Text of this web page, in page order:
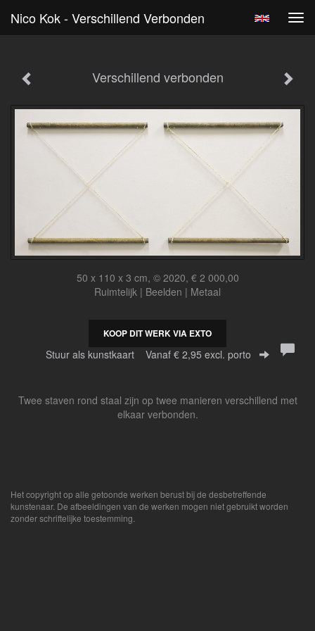
Nico Kok - Verschillend Verbonden
Verschillend verbonden
50 x 110 x 3 cm, © 2020, € 2 000,00
Ruimtelijk | Beelden | Metaal
KOOP DIT WERK VIA EXTO
Stuur als kunstkaart Vanaf € 2,95 excl. porto
Twee staven rond staal zijn op twee manieren verschillend met
elkaar verbonden.
Het copyright op alle getoonde werken berust bij de desbetreffende
kunstenaar. De afbeeldingen van de werken mogen niet gebruikt worden
zonder schriftelijke toestemming.